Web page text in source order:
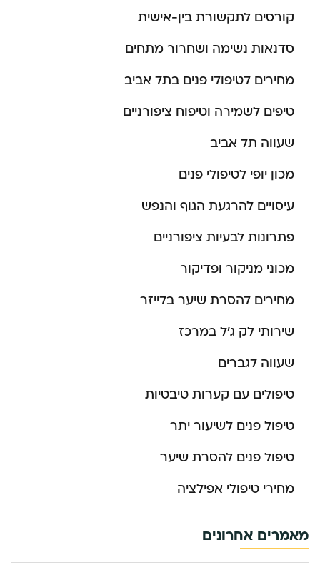
קורסים לתקשורת בין-אישית
סדנאות נשימה ושחרור מתחים
מחירים לטיפולי פנים בתל אביב
טיפים לשמירה וטיפוח ציפורניים
שעווה תל אביב
מכון יופי לטיפולי פנים
עיסויים להרגעת הגוף והנפש
פתרונות לבעיות ציפורניים
מכוני מניקור ופדיקור
מחירים להסרת שיער בלייזר
שירותי לק ג’ל במרכז
שעווה לגברים
טיפולים עם קערות טיבטיות
טיפול פנים לשיעור יתר
טיפול פנים להסרת שיער
מחירי טיפולי אפילציה
מאמרים אחרונים